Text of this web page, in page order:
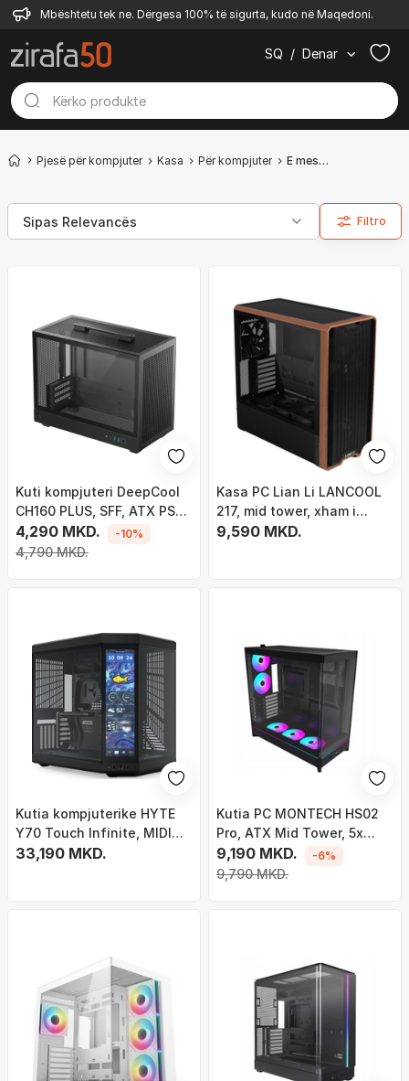
Mbështetu tek ne. Dërgesa 100% të sigurta, kudo në Maqedoni.
SQ / Denar
Pjesë për kompjuter Kasa Për kompjuter E mesme
Filtro
Kuti kompjuteri DeepCool
CH160 PLUS, SFF, ATX PSU,
e zezë
4,290 MKD.
4,790 MKD.
-10%
Kasa PC Lian Li LANCOOL
217, mid tower, xham i
temperuar, e zezë
9,590 MKD.
Kutia kompjuterike HYTE
Y70 Touch Infinite, MIDI
Tower, ekran 14.9" me
33,190 MKD.
Kutia PC MONTECH HS02
Pro, ATX Mid Tower, 5x
ventilatorë ARGB PWM, e
zezë
9,190 MKD.
9,790 MKD.
-6%